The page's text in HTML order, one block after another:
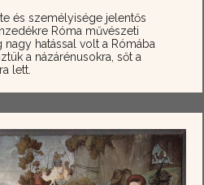
és személyisége jelentős
Róma művészeti
hatással volt a Rómába
a názárénusokra, sőt a
lett.